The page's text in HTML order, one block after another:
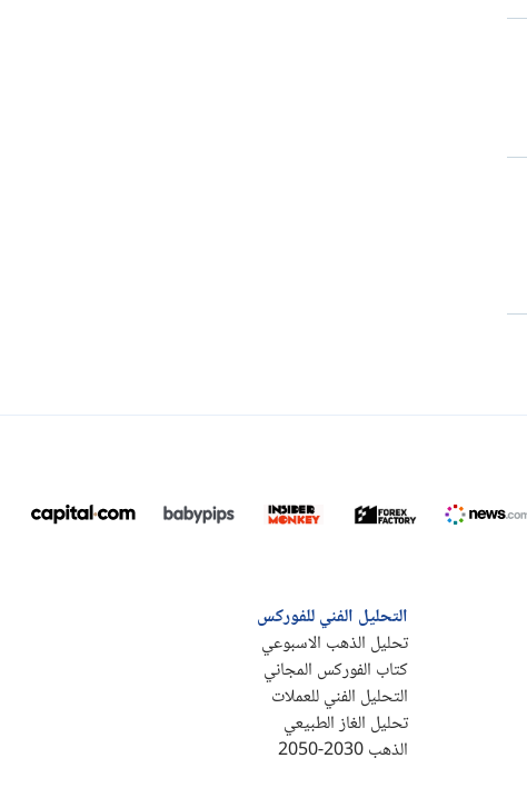
التحليل الفني للفوركس
تحليل الذهب الاسبوعي
كتاب الفوركس المجاني
التحليل الفني للعملات
تحليل الغاز الطبيعي
الذهب 2030-2050